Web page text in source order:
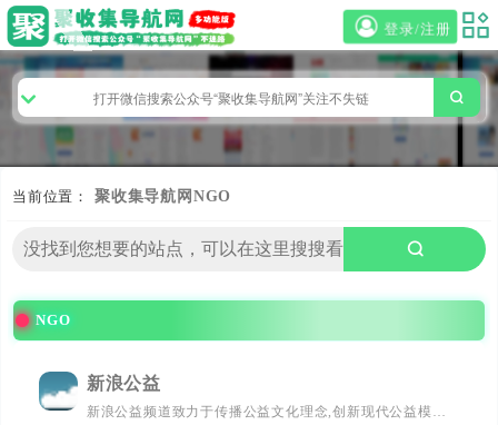
登录/注册
当前位置： 聚收集导航网 NGO
NGO
新浪公益
新浪公益频道致力于传播公益文化理念,创新现代公益模式,